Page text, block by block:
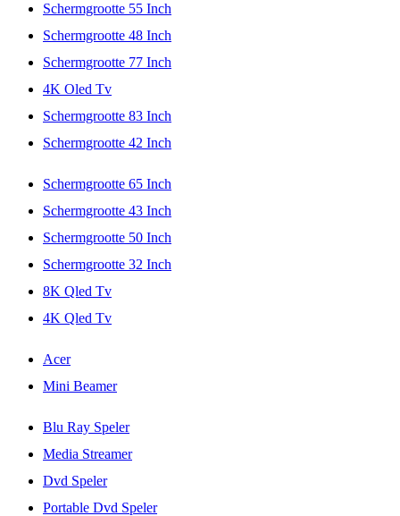
Schermgrootte 55 Inch
Schermgrootte 48 Inch
Schermgrootte 77 Inch
4K Oled Tv
Schermgrootte 83 Inch
Schermgrootte 42 Inch
Schermgrootte 65 Inch
Schermgrootte 43 Inch
Schermgrootte 50 Inch
Schermgrootte 32 Inch
8K Qled Tv
4K Qled Tv
Acer
Mini Beamer
Blu Ray Speler
Media Streamer
Dvd Speler
Portable Dvd Speler